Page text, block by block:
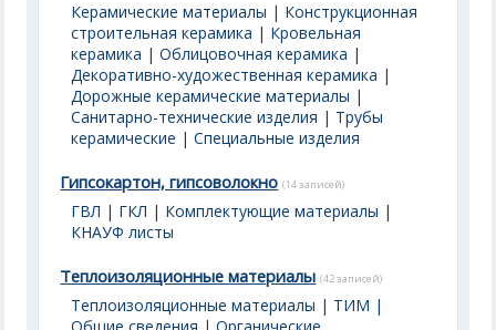
Керамические материалы | Конструкционная
строительная керамика | Кровельная
керамика |Облицовочная керамика |
Декоративно-художественная керамика |
Дорожные керамические материалы |
Санитарно-технические изделия | Трубы
керамические |Специальные изделия
Гипсокартон, гипсоволокно (14 записей)
ГВЛ | ГКЛ | Комплектующие материалы |
КНАУФ листы
Теплоизоляционные материалы (42 записей)
Теплоизоляционные материалы | ТИМ |